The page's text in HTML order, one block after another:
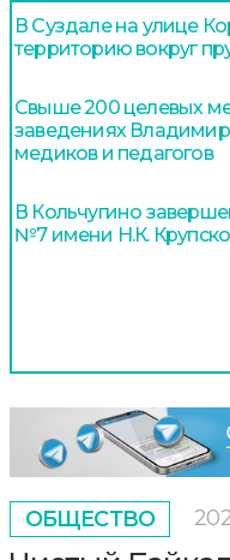
В Суздале на улице
территорию вокруг
Свыше 200 целевых
заведениях
медиков и педагогов
В Кольчугино
№7 имени Н.К.
ОБЩЕСТВО